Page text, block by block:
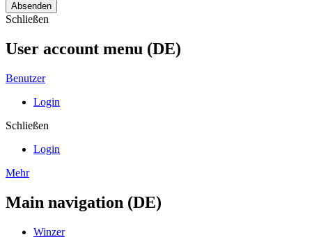
Absenden
Schließen
User account menu (DE)
Benutzer
Login
Schließen
Login
Mehr
Main navigation (DE)
Winzer